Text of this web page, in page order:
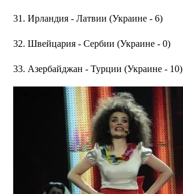
31. Ирландия - Латвии (Украине - 6)
32. Швейцария - Сербии (Украине - 0)
33. Азербайджан - Турции (Украине - 10)